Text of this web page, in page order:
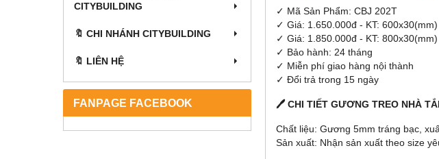
CITYBUILDING
🔖 CHI NHÁNH CITYBUILDING
🔖 LIÊN HỆ
FANPAGE FACEBOOK
✓ Mã Sản Phẩm: CBJ 202T
✓ Giá: 1.650.000đ - KT: 600x30(mm)
​✓ Giá: 1.850.000đ - KT: 800x30(mm)
✓ Bảo hành: 24 tháng
✓ Miễn phí giao hàng nội thành
✓ Đổi trả trong 15 ngày
🖊 CHI TIẾT GƯƠNG TREO NHÀ
Chất liệu: Gương 5mm tráng bạc,
Sản xuất: Nhận sản xuất theo size